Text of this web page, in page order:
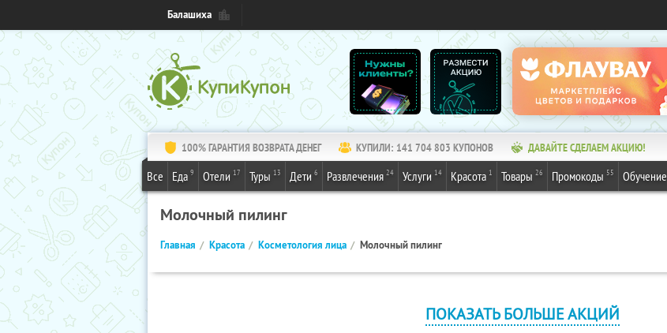
Балашиха
100% ГАРАНТИЯ ВОЗВРАТА ДЕНЕГ КУПИЛИ: 141 704 804 КУПОНОВ ДАВАЙТЕ СДЕЛАЕМ АКЦИЮ!
Все Еда 9 Отели 17 Туры 13 Дети 6 Развлечения 24 Услуги 14 Красота 1 Товары 26 Промокоды 55 Обучение
Молочный пилинг
Главная Красота Косметология лица Молочный пилинг
ПОКАЗАТЬ БОЛЬШЕ АКЦИЙ